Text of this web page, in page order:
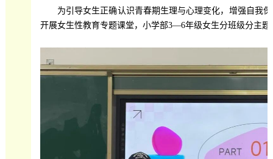
为引导女生正确认识青春期生理与心理变化，增强自我
开展女生性教育专题课堂，小学部3—6年级女生分班级分主题